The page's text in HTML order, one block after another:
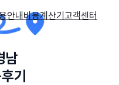
안내비용계산기고객센터
남
기